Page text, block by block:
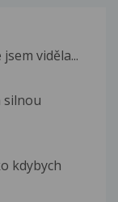
viděla...
silnou
kdybych